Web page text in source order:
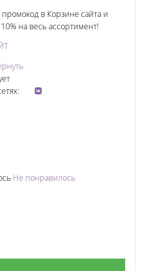
в Корзине сайта и
на весь ассортимент!
Не понравилось